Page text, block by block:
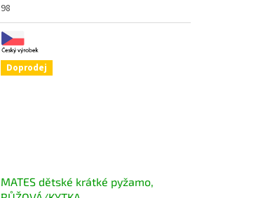
98
Doprodej
MATES dětské krátké pyžamo,